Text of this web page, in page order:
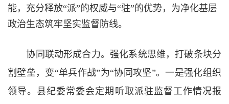
能，充分释放“派”的权威与“驻”的优势，为净化基层
政治生态筑牢坚实监督防线。
协同联动形成合力。强化系统思维，打破条块分
割壁垒，变“单兵作战”为“协同攻坚”。一是强化组织
领导。县纪委常委会定期听取派驻监督工作情况报